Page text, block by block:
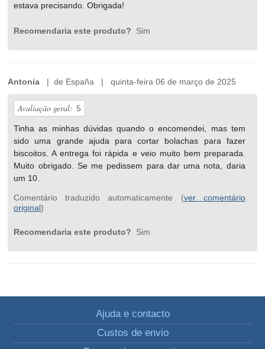
estava precisando. Obrigada!
Recomendaria este produto? Sim
Antonia | de España | quinta-feira 06 de março de 2025
Avaliação geral: 5
Tinha as minhas dúvidas quando o encomendei, mas tem
sido uma grande ajuda para cortar bolachas para fazer
biscoitos. A entrega foi rápida e veio muito bem preparada.
Muito obrigado. Se me pedissem para dar uma nota, daria
um 10.
Comentário traduzido automaticamente (ver comentário
original)
Recomendaria este produto? Sim
Ajuda e contacto
Custos de envio